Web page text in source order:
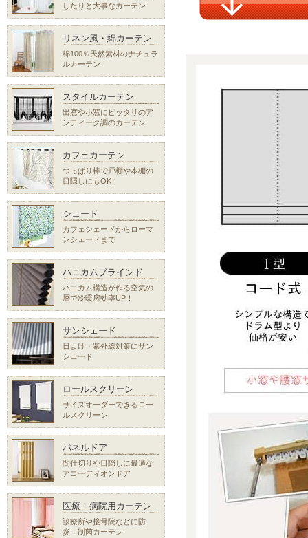
したりと大事なカーテン
リネン風・綿カーテン
綿100％天然素材のナチュラ
ルカーテン
スタイルカーテン
出窓や小窓にピッタリのア
ンティーク調のカーテン
カフェカーテン
つっぱり棒で戸棚や本棚の
目隠しにもOK！
シェード
カフェシェードからローマ
ンシェードまで
ハニカムブラインド
ハニカム構造が作る空気の
層で冷暖房効率UP！
サンシェード
日よけ・紫外線対策にサン
シェード
ロールスクリーン
サイズオーダーできるロー
ルスクリーン
パネルドア
間仕切りや目隠しに最適な
アコーディオンドア
医療・病院用カーテン
診療所や接骨院などに防
炎・制菌カーテン